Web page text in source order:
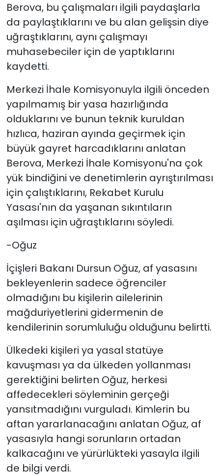
Berova, bu çalışmaları ilgili paydaşlarla
da paylaştıklarını ve bu alan gelişsin diye
uğraştıklarını, aynı çalışmayı
muhasebeciler için de yaptıklarını
kaydetti.
Merkezi İhale Komisyonuyla ilgili önceden
yapılmamış bir yasa hazırlığında
olduklarını ve bunun teknik kuruldan
hızlıca, haziran ayında geçirmek için
büyük gayret harcadıklarını anlatan
Berova, Merkezi İhale Komisyonu'na çok
yük bindiğini ve denetimlerin ayrıştırılması
için çalıştıklarını, Rekabet Kurulu
Yasası'nın da yaşanan sıkıntıların
aşılması için uğraştıklarını söyledi.
-Oğuz
İçişleri Bakanı Dursun Oğuz, af yasasını
bekleyenlerin sadece öğrenciler
olmadığını bu kişilerin ailelerinin
mağduriyetlerini gidermenin de
kendilerinin sorumluluğu olduğunu belirtti.
Ülkedeki kişileri ya yasal statüye
kavuşması ya da ülkeden yollanması
gerektiğini belirten Oğuz, herkesi
affedecekleri söyleminin gerçeği
yansıtmadığını vurguladı. Kimlerin bu
aftan yararlanacağını anlatan Oğuz, af
yasasıyla hangi sorunların ortadan
kalkacağını ve yürürlükteki yasayla ilgili
de bilgi verdi.